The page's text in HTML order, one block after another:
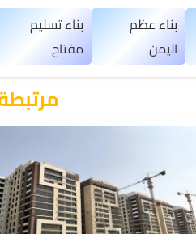
بناء عظم
اليمن
بناء تسليم
مفتاح